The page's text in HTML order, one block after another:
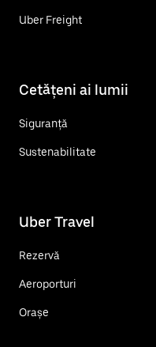
Uber Freight
Cetățeni ai lumii
Siguranță
Sustenabilitate
Uber Travel
Rezervă
Aeroporturi
Orașe